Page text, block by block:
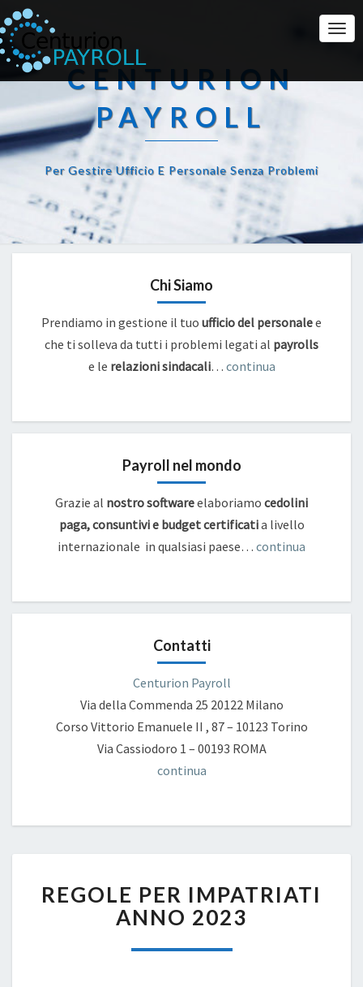
CENTURION
PAYROLL
Per Gestire Ufficio E Personale Senza Problemi
Chi Siamo
Prendiamo in gestione il tuo ufficio del personalee
che ti solleva da tutti i problemi legati al payrolls
e le relazioni sindacali… continua
Payroll nel mondo
Grazie al nostro softwareelaboriamo cedolini
paga, consuntivi e budget certificatia livello
internazionale in qualsiasi paese… continua
Contatti
Centurion Payroll
Via della Commenda 25 20122 Milano
Corso Vittorio Emanuele II , 87 – 10123 Torino
Via Cassiodoro 1 – 00193 ROMA
continua
PER
IMPATRIATI
ANNO
2023
REGOLE PER IMPATRIATI
ANNO 2023